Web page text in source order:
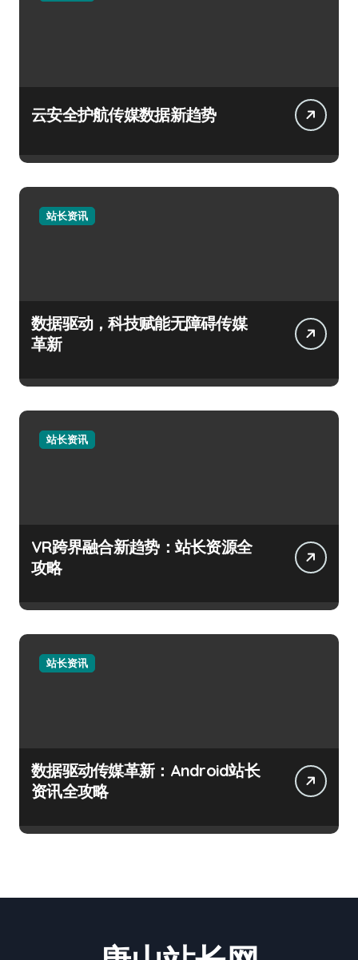
云安全护航传媒数据新趋势
站长资讯
数据驱动，科技赋能无障碍传媒
革新
站长资讯
VR跨界融合新趋势：站长资源全
攻略
站长资讯
数据驱动传媒革新：Android站长
资讯全攻略